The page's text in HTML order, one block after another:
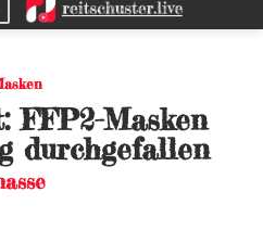
FFP2-Masken
durchgefallen